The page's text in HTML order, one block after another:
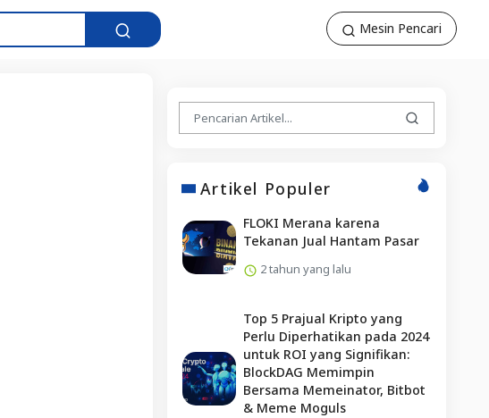
Mesin Pencari
Artikel Populer
FLOKI Merana karena
Tekanan Jual Hantam Pasar
2 tahun yang lalu
Top 5 Prajual Kripto yang
Perlu Diperhatikan pada 2024
untuk ROI yang Signifikan:
BlockDAG Memimpin
Bersama Memeinator, Bitbot
& Meme Moguls